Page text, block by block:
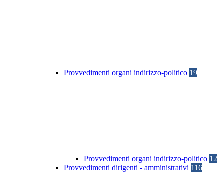
Provvedimenti organi indirizzo-politico 19
Provvedimenti organi indirizzo-politico 12
Provvedimenti dirigenti - amministrativi 116